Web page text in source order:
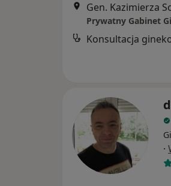
Prywatny Gabinet
Konsultacja
·